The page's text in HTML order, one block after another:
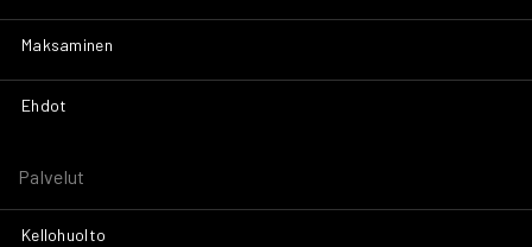
Maksaminen
Ehdot
Palvelut
Kellohuolto